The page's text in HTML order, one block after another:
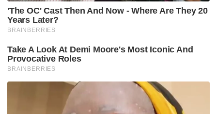
എൻവിഡിയ സിഇഒ ജെൻസൻ ഹുവാങ്ങും അടങ്ങുന്ന
വൻ സംഘമാണ് ട്രംപിനൊപ്പം ചൈനയിൽ
ഉണ്ടായിരുന്നത്. ചൈനയിലേക്ക് തിരിക്കും മുൻപ്
തന്നെ ഇവർ തങ്ങളുടെ വ്യക്തിഗത ഫോണുകളും
ഇലക്ട്രോണിക് ഉപകരണങ്ങളും അമേരിക്കയിൽ
തന്നെ വെച്ചിരുന്നു. യാത്രയിലുടനീളം വിവരങ്ങൾ
ചോർത്താൻ കഴിയാത്ത താൽക്കാലിക ഫോണുകളും
(Burner phones) താൽക്കാലിക ഇമെയിൽ
വിലാസങ്ങളുമാണ് ഇവർ ഉപയോഗിച്ചത്. ട്രംപിന്റെ